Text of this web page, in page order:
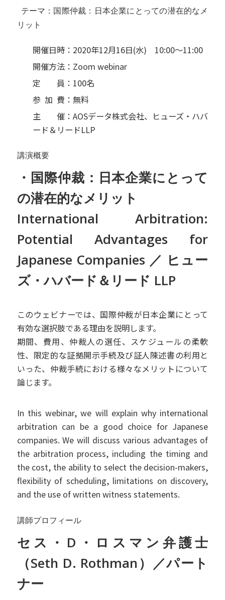
テーマ：国際仲裁：日本企業にとっての潜在的なメ
リット
開催日時：2020年12月16日(水) 10:00～11:00
開催方法：Zoom webinar
定
員：100名
参 加 費：無料
主
催：AOSデータ株式会社、ヒューズ・ハバ
ード＆リードLLP
講演概要
・国際仲裁：日本企業にとって
の潜在的なメリット
International Arbitration:
Potential Advantages for
Japanese Companies ／ ヒュー
ズ・ハバード＆リード LLP
このウェビナーでは、国際仲裁が日本企業にとって
有効な選択肢である理由を説明します。
期間、費用、仲裁人の選任、スケジュールの柔軟
性、限定的な証拠開示手続及び証人陳述書の利用と
いった、仲裁手続における様々なメリットについて
論じます。
In this webinar, we will explain why international
arbitration can be a good choice for Japanese
companies. We will discuss various advantages of
the arbitration process, including the timing and
the cost, the ability to select the decision-makers,
flexibility of scheduling, limitations on discovery,
and the use of written witness statements.
講師プロフィール
セス・D・ロスマン弁護士
（Seth D. Rothman）／パート
ナー